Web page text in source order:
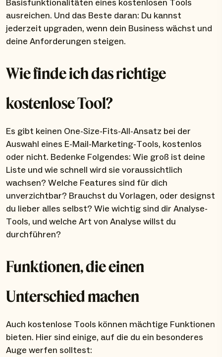
Basisfunktionalitäten eines kostenlosen Tools
ausreichen. Und das Beste daran: Du kannst
jederzeit upgraden, wenn dein Business wächst und
deine Anforderungen steigen.
Wie finde ich das richtige
kostenlose Tool?
Es gibt keinen One-Size-Fits-All-Ansatz bei der
Auswahl eines E-Mail-Marketing-Tools, kostenlos
oder nicht. Bedenke Folgendes: Wie groß ist deine
Liste und wie schnell wird sie voraussichtlich
wachsen? Welche Features sind für dich
unverzichtbar? Brauchst du Vorlagen, oder designst
du lieber alles selbst? Wie wichtig sind dir Analyse-
Tools, und welche Art von Analyse willst du
durchführen?
Funktionen, die einen
Unterschied machen
Auch kostenlose Tools können mächtige Funktionen
bieten. Hier sind einige, auf die du ein besonderes
Auge werfen solltest: